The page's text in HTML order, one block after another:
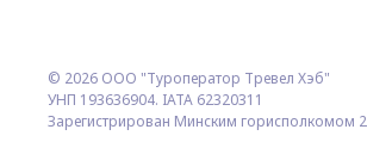
© 2026 ООО "Туроператор Тревел Хэб"
УНП 193636904. IATA 62320311
Зарегистрирован Минским горисполкомом